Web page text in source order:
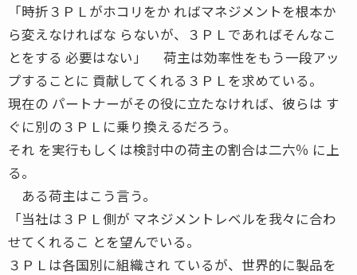
「時折３ＰＬがホコリをか ればマネジメントを根本か
ら変えなければな らないが、３ＰＬであればそんなこ
とをする 必要はない」 荷主は効率性をもう一段アッ
プすることに 貢献してくれる３ＰＬを求めている。
現在の パートナーがその役に立たなければ、彼らは す
ぐに別の３ＰＬに乗り換えるだろう。
それ を実行もしくは検討中の荷主の割合は二六％ に上
る。
ある荷主はこう言う。
「当社は３ＰＬ側が マネジメントレベルを我々に合わ
せてくれるこ とを望んでいる。
３ＰＬは各国別に組織され ているが、世界的に製品を